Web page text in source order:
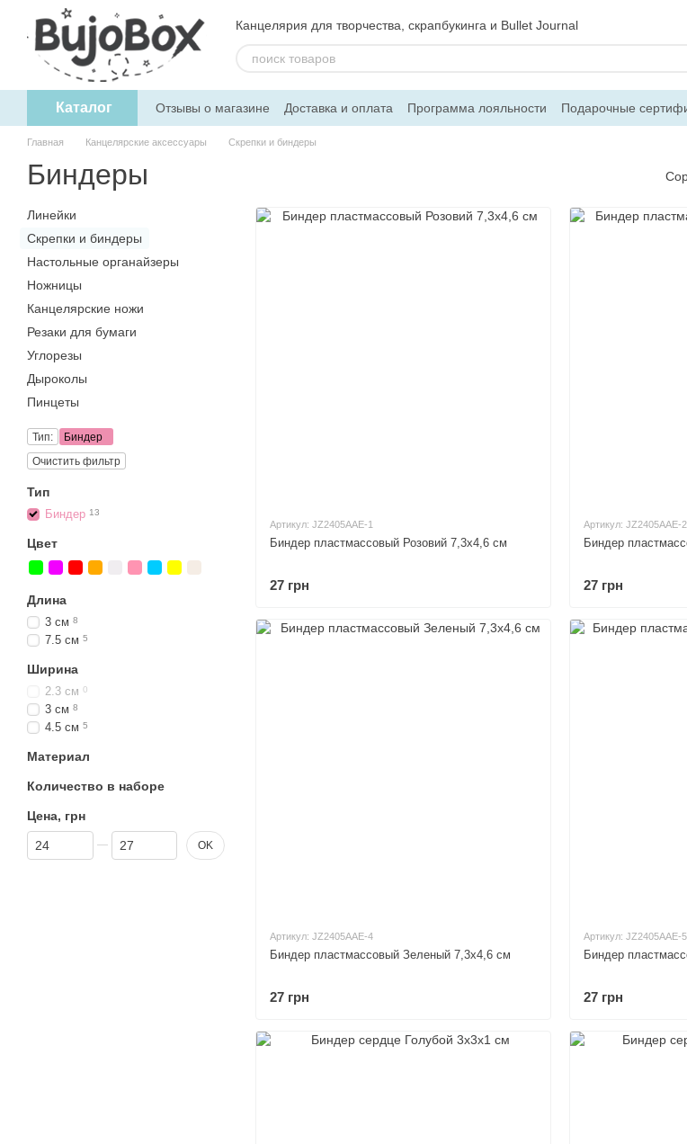
Перейти к основному контенту
Канцелярия для творчества, скрапбукинга и Bullet Journal
Каталог Отзывы о магазине Доставка и оплата Программа лояльности Подарочные
Пользовательское соглашение
Обмен и возврат Блог Контакты О магазине
Главная Канцелярские аксессуары Скрепки и биндеры
Биндеры
Артикул: JZ2405AAE-1
Биндер пластмассовый Розовий 7,3х4,6 см
27 грн
Артикул: JZ2405AAE-2
Биндер
27 грн
Артикул: JZ2405AAE-4
Биндер пластмассовый Зеленый 7,3х4,6 см
27 грн
Артикул: JZ2405AAE-5
Биндер
27 грн
Линейки
Скрепки и биндеры
Настольные органайзеры
Ножницы
Канцелярские ножи
Резаки для бумаги
Углорезы
Дыроколы
Пинцеты
Тип:
Биндер
Очистить фильтр
Тип
Биндер 13
Цвет
Длина
3 см 8
7.5 см 5
Ширина
2.3 см 0
3 см 8
4.5 см 5
Материал
Количество в наборе
Цена, грн
От Цена, грн
До Цена, грн OK